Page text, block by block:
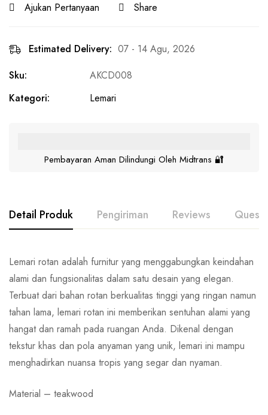
Ajukan Pertanyaan Share
Estimated Delivery: 07 - 14 Agu, 2026
Sku:
AKCD008
Kategori:
Lemari
Pembayaran Aman Dilindungi Oleh Midtrans 🔐
Detail Produk Pengiriman Reviews
Lemari rotan adalah furnitur yang menggabungkan keindahan
alami dan fungsionalitas dalam satu desain yang elegan.
Terbuat dari bahan rotan berkualitas tinggi yang ringan namun
tahan lama, lemari rotan ini memberikan sentuhan alami yang
hangat dan ramah pada ruangan Anda. Dikenal dengan
tekstur khas dan pola anyaman yang unik, lemari ini mampu
menghadirkan nuansa tropis yang segar dan nyaman.
Material – teakwood